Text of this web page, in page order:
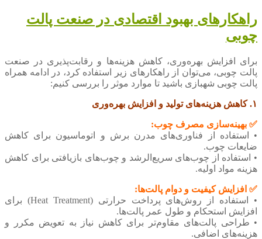
راهکارهای بهبود اقتصادی در صنعت پالت
چوبی
برای افزایش بهره‌وری، کاهش هزینه‌ها و رقابت‌پذیری در صنعت
پالت چوبی، می‌توان از راهکارهای زیر استفاده کرد، در ادامه همراه
پالت چوبی شهبازی باشید تا موارد موثر را بررسی کنیم:
۱. کاهش هزینه‌های تولید و افزایش بهره‌وری
✅ بهینه‌سازی مصرف چوب:
• استفاده از فناوری‌های مدرن برش و اتوماسیون برای کاهش
ضایعات چوب.
• استفاده از چوب‌های سریع‌الرشد و چوب‌های بازیافتی برای کاهش
هزینه مواد اولیه.
✅ افزایش کیفیت و دوام پالت‌ها:
• استفاده از روش‌های پرداخت حرارتی (Heat Treatment) برای
افزایش استحکام و طول عمر پالت‌ها.
• طراحی پالت‌های مقاوم‌تر برای کاهش نیاز به تعویض مکرر و
هزینه‌های اضافی.